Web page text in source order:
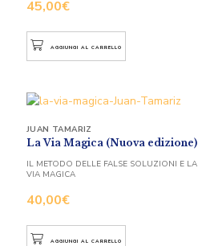
45,00€
AGGIUNGI AL CARRELLO
La Via Magica (Nuova edizione)
40,00€
JUAN TAMARIZ
IL METODO DELLE FALSE SOLUZIONI E LA
VIA MAGICA
AGGIUNGI AL CARRELLO